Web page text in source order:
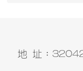
地 址：